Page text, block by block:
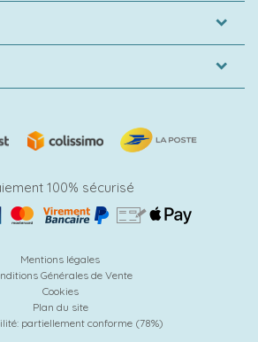
100% sécurisé
Mentions légales
Générales de Vente
Cookies
Plan du site
partiellement conforme (78%)